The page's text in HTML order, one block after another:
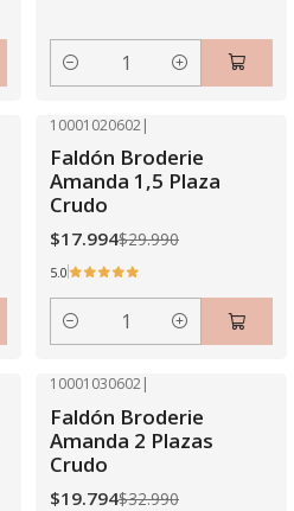
Cantidad
10001020602|
Faldón Broderie
Amanda 1,5 Plaza
Crudo
$17.994$29.990
5.0
Cantidad
10001030602|
Faldón Broderie
Amanda 2 Plazas
Crudo
$19.794$32.990